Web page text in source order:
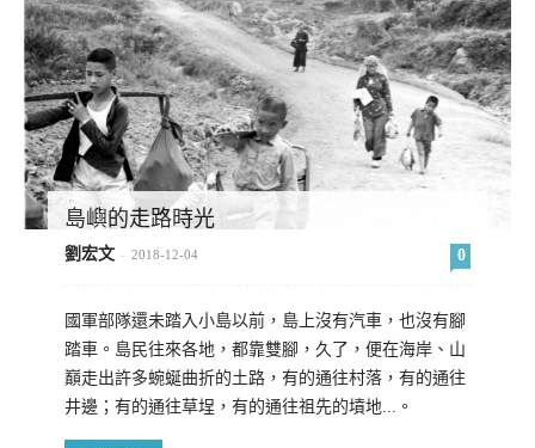
島嶼的走路時光
劉宏文 - 2018-12-04 0
國軍部隊還未踏入小島以前，島上沒有汽車，也沒有腳
踏車。島民往來各地，都靠雙腳，久了，便在海岸、山
巔走出許多蜿蜒曲折的土路，有的通往村落，有的通往
井邊；有的通往草埕，有的通往祖先的墳地...。